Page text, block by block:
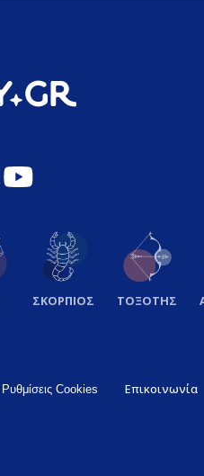
ΣΚΟΡΠΙΟΣ ΤΟΞΟΤΗΣ
Ρυθμίσεις Cookies Επικοινωνία